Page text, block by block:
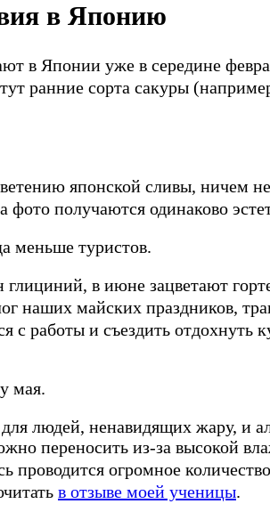
в Японию
в Японии уже в середине
ранние сорта сакуры
японской сливы, ничем
фото получаются одинаково
меньше туристов.
глициний, в июне зацветают
наших майских праздников,
работы и съездить отдохнуть
мая.
людей, ненавидящих жару, и
переносить из-за высокой
проводится огромное
в отзыве моей ученицы.